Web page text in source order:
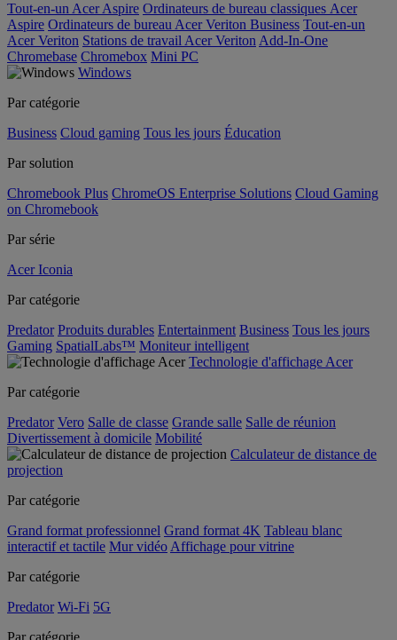
Tout-en-un Acer Aspire Ordinateurs de bureau classiques Acer
Aspire Ordinateurs de bureau Acer Veriton Business Tout-en-un
Acer Veriton Stations de travail Acer Veriton Add-In-One
Chromebase Chromebox Mini PC
Windows
Par catégorie
Business Cloud gaming Tous les jours Éducation
Par solution
Chromebook Plus ChromeOS Enterprise Solutions Cloud Gaming
on Chromebook
Par série
Acer Iconia
Par catégorie
Predator Produits durables Entertainment Business Tous les jours
Gaming SpatialLabs™ Moniteur intelligent
Technologie d'affichage Acer
Par catégorie
Predator Vero Salle de classe Grande salle Salle de réunion
Divertissement à domicile Mobilité
Calculateur de distance de
projection
Par catégorie
Grand format professionnel Grand format 4K Tableau blanc
interactif et tactile Mur vidéo Affichage pour vitrine
Par catégorie
Predator Wi-Fi 5G
Par catégorie